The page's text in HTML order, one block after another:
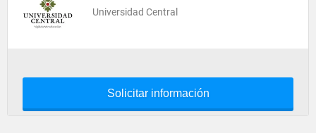
Universidad Central
Solicitar información